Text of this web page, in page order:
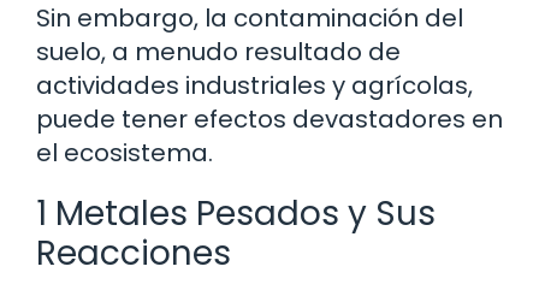
Sin embargo, la contaminación del
suelo, a menudo resultado de
actividades industriales y agrícolas,
puede tener efectos devastadores en
el ecosistema.
1 Metales Pesados y Sus
Reacciones